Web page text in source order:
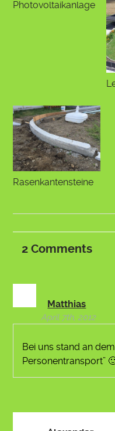
Photovoltaikanlage
Rasenkantensteine
2 Comments
Matthias
April 7th, 2012
Bei uns stand an
Personentransport”